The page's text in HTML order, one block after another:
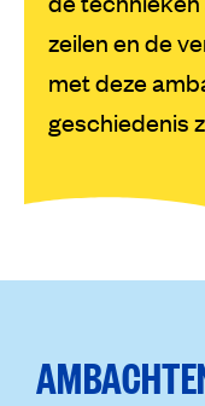
zeilen en de
met deze
geschiedenis